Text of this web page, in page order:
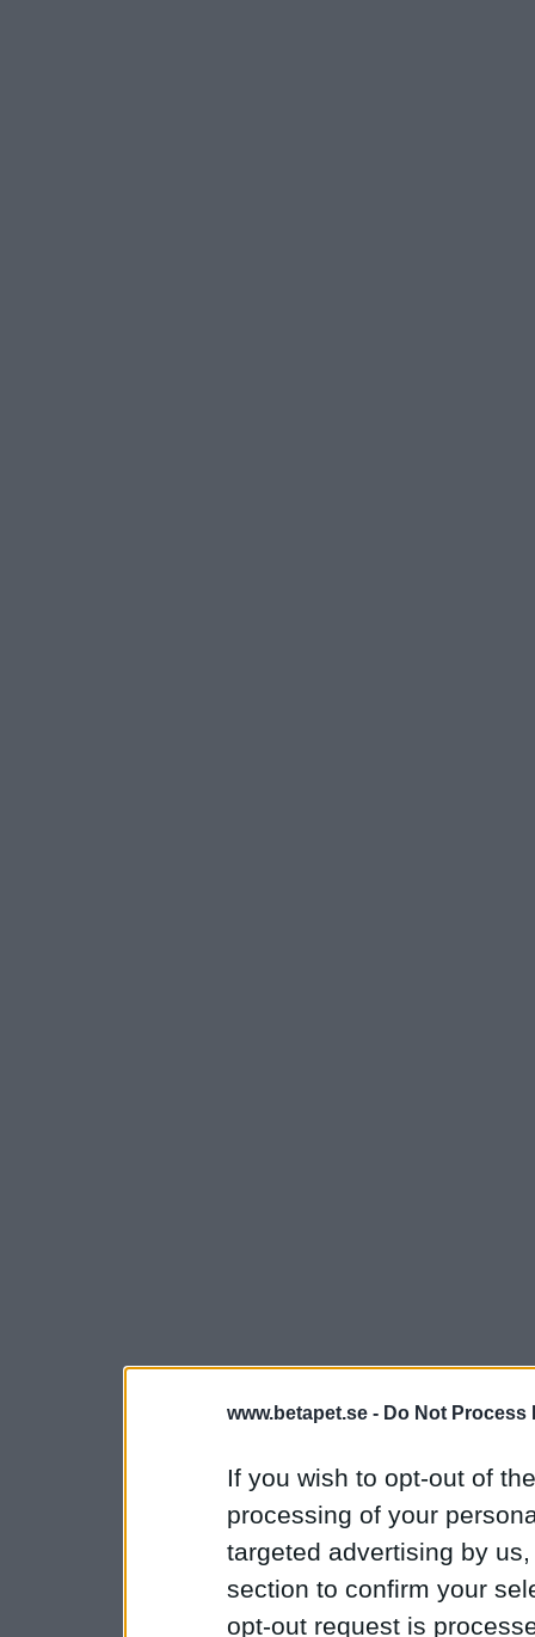
www.betapet.se - Do Not Process
If you wish to opt-out of
processing of your
targeted advertising by
section to confirm your
opt-out request is